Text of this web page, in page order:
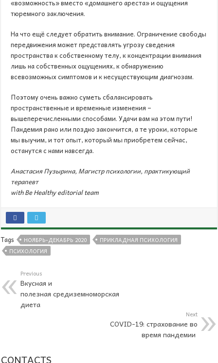
«возможность» вместо «домашнего ареста» и ощущения
тюремного заключения.
На что ещё следует обратить внимание. Ограничение свободы
передвижения может представлять угрозу сведения
пространства к собственному телу, к концентрации внимания
лишь на собственных ощущениях, к обнаружению
всевозможных симптомов и к несуществующим диагнозам.
Поэтому очень важно суметь сбалансировать
пространственные и временные изменения –
вышеперечисленными способами. Удачи вам на этом пути!
Пандемия рано или поздно закончится, а те уроки, которые
мы выучим, и тот опыт, который мы приобретем сейчас,
останутся с нами навсегда.
Анастасия Пузырина, Магистр психологии, практикующий
терапевт
with Be Healthy editorial team
Tags НОЯБРЬ-ДЕКАБРЬ 2020
ПРИКЛАДНАЯ ПСИХОЛОГИЯ
ПСИХОЛОГИЯ
Previous
Вкусная и
полезная средиземноморская
диета
Next
СOVID-19: страхование во
время пандемии
CONTACTS